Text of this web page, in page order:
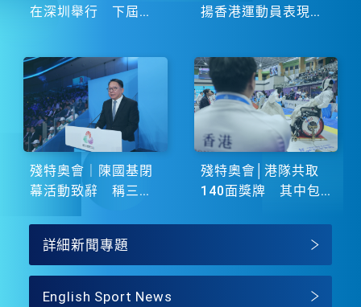
在深圳舉行 下屆由
揚香港運動員表現卓
殘特奧會｜陳國基閉
幕活動致辭 稱三地
殘特奧會│港隊共取
140面獎牌 其中包
詳細新聞專題
English Sport News